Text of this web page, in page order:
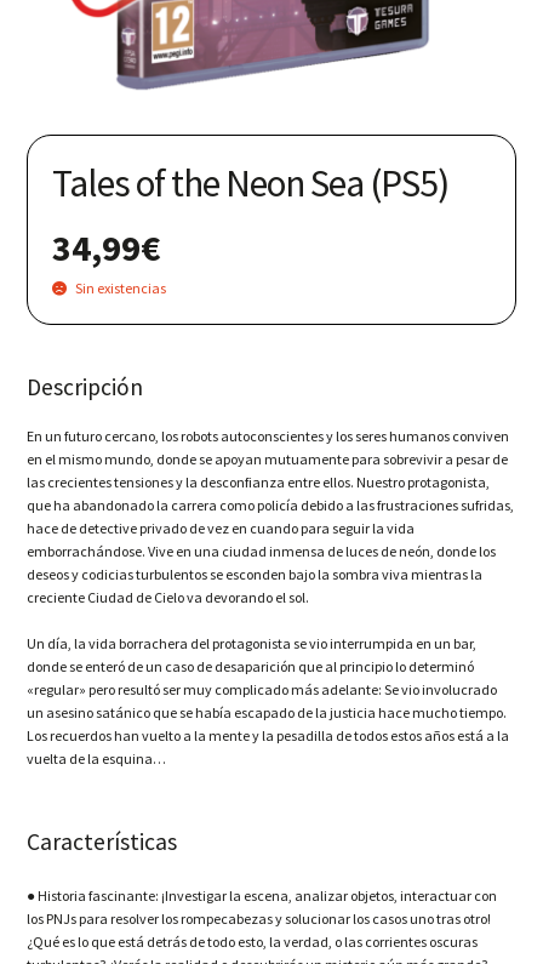
Tales of the Neon Sea (PS5)
34,99€
Sin existencias
Descripción
En un futuro cercano, los robots autoconscientes y los seres humanos conviven
en el mismo mundo, donde se apoyan mutuamente para sobrevivir a pesar de
las crecientes tensiones y la desconfianza entre ellos. Nuestro protagonista,
que ha abandonado la carrera como policía debido a las frustraciones sufridas,
hace de detective privado de vez en cuando para seguir la vida
emborrachándose. Vive en una ciudad inmensa de luces de neón, donde los
deseos y codicias turbulentos se esconden bajo la sombra viva mientras la
creciente Ciudad de Cielo va devorando el sol.
Un día, la vida borrachera del protagonista se vio interrumpida en un bar,
donde se enteró de un caso de desaparición que al principio lo determinó
«regular» pero resultó ser muy complicado más adelante: Se vio involucrado
un asesino satánico que se había escapado de la justicia hace mucho tiempo.
Los recuerdos han vuelto a la mente y la pesadilla de todos estos años está a la
vuelta de la esquina…
Características
● Historia fascinante: ¡Investigar la escena, analizar objetos, interactuar con
los PNJs para resolver los rompecabezas y solucionar los casos uno tras otro!
¿Qué es lo que está detrás de todo esto, la verdad, o las corrientes oscuras
Nuestras redes: